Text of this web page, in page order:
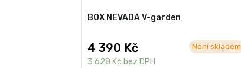
BOX NEVADA V-garden
4 390 Kč
3 628 Kč bez DPH
Není skladem